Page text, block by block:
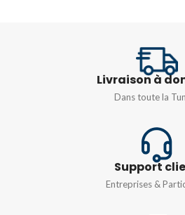
Livraison à
Dans toute la
Support
Entreprises &